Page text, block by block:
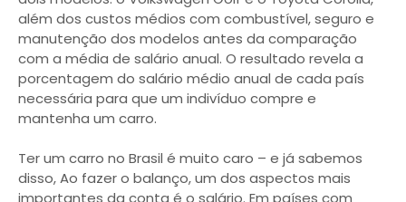
além dos custos médios com combustível, seguro e
manutenção dos modelos antes da comparação
com a média de salário anual. O resultado revela a
porcentagem do salário médio anual de cada país
necessária para que um indivíduo compre e
mantenha um carro.
Ter um carro no Brasil é muito caro – e já sabemos
disso, Ao fazer o balanço, um dos aspectos mais
importantes da conta é o salário. Em países com